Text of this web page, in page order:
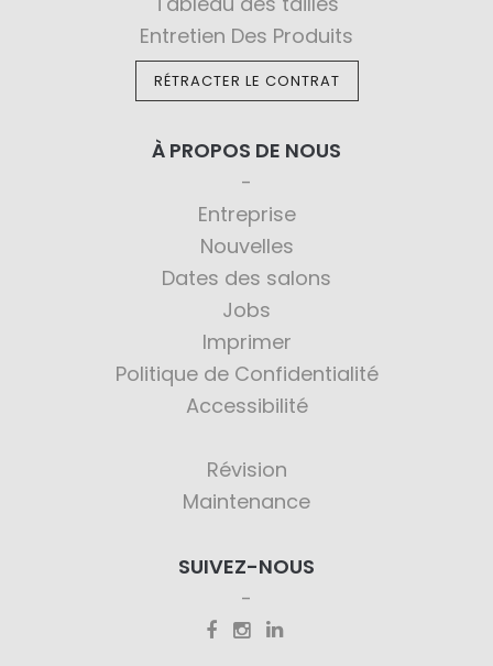
Entretien Des Produits
RÉTRACTER LE CONTRAT
À PROPOS DE NOUS
Entreprise
Nouvelles
Dates des salons
Jobs
Imprimer
Politique de Confidentialité
Accessibilité
Révision
Maintenance
SUIVEZ-NOUS